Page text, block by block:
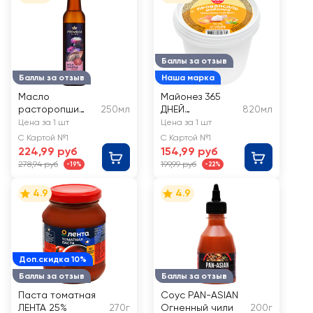
Баллы за отзыв
Масло
расторопши
PREMIUM CLUB
нерафинирован
ное
250мл
Цена за 1 шт
С Картой №1
224,99 руб
278,94 руб -19%
Баллы за отзыв
Наша марка
Майонез 365
ДНЕЙ
Провансаль
50,5%
820мл
Цена за 1 шт
С Картой №1
154,99 руб
199,99 руб -22%
Доп.скидка 10%
Баллы за отзыв
4.9
Паста томатная
ЛЕНТА 25%
270г
Баллы за отзыв
4.9
Соус PAN-ASIAN
Огненный чили
200г